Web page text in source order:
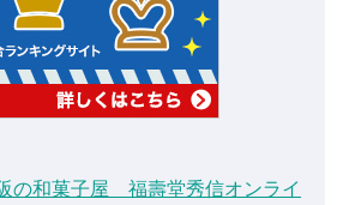
の和菓子屋 福壽堂秀信オンライ